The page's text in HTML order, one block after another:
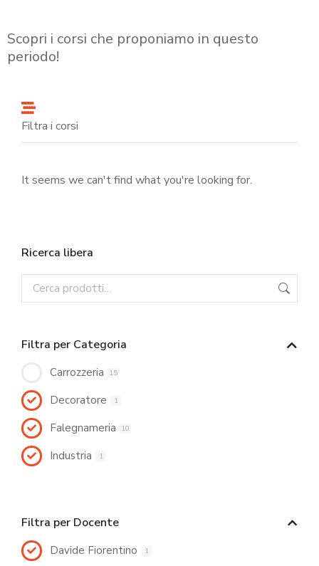
Scopri i corsi che proponiamo in questo
periodo!
Filtra i corsi
It seems we can't find what you're looking for.
Ricerca libera
Filtra per Categoria
Carrozzeria 15
Decoratore 1
Falegnameria 10
Industria 1
Filtra per Docente
Davide Fiorentino 1